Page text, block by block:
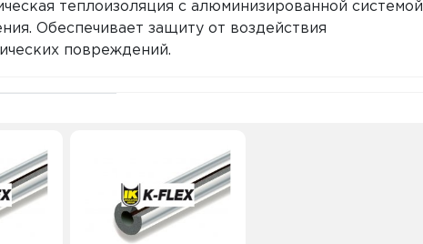
теплоизоляция с алюминизированной системой
Обеспечивает защиту от воздействия
повреждений.